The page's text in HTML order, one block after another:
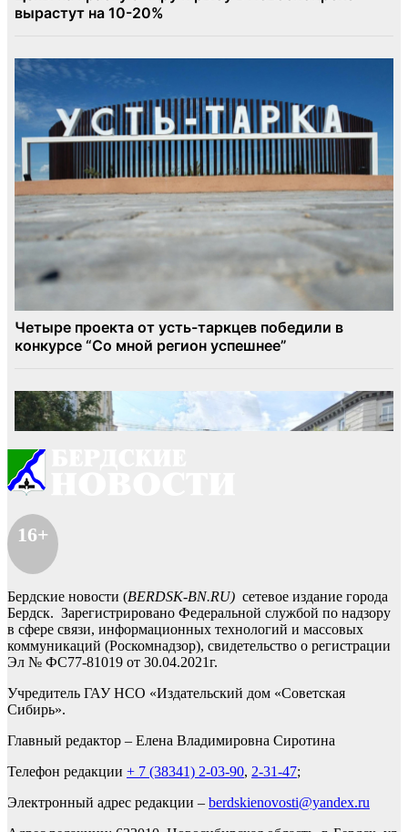
16+
Бердские новости (BERDSK-BN.RU) сетевое издание города
Бердск. Зарегистрировано Федеральной службой по надзору
в сфере связи, информационных технологий и массовых
коммуникаций (Роскомнадзор), свидетельство о регистрации
Эл № ФС77-81019 от 30.04.2021г.
Учредитель ГАУ НСО «Издательский дом «Советская
Сибирь».
Главный редактор – Елена Владимировна Сиротина
Телефон редакции + 7 (38341) 2-03-90, 2-31-47;
Электронный адрес редакции – berdskienovosti@yandex.ru